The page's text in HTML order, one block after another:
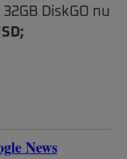
DiskGO nu
News